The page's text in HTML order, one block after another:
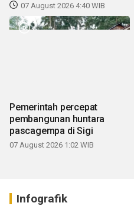
07 August 2026 4:40 WIB
Pemerintah percepat
pembangunan huntara
pascagempa di Sigi
07 August 2026 1:02 WIB
Infografik